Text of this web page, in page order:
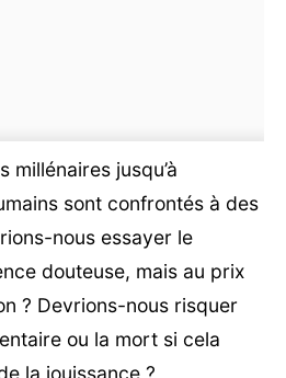
millénaires jusqu’à
sont confrontés à des
nous essayer le
douteuse, mais au prix
? Devrions-nous risquer
ou la mort si cela